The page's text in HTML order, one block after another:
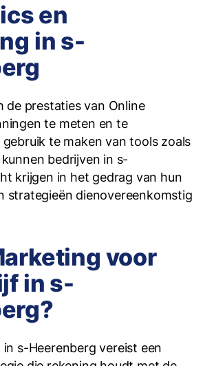
en
in s-
de prestaties van Online
te meten en te
te maken van tools zoals
bedrijven in s-
krijgen in het gedrag van hun
strategieën dienovereenkomstig
voor
in s-
s-Heerenberg vereist een